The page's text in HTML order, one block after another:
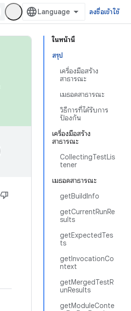
ลงชื่อเข้าใช้
ในหน้านี้
สรุป
เครื่องมือสร้าง
สาธารณะ
เมธอดสาธารณะ
วิธีการที่ได้รับการ
ป้องกัน
เครื่องมือสร้าง
สาธารณะ
CollectingTestLis
tener
เมธอดสาธารณะ
getBuildInfo
getCurrentRunRe
sults
getExpectedTes
ts
getInvocationCo
ntext
getMergedTestR
unResults
getModuleConte